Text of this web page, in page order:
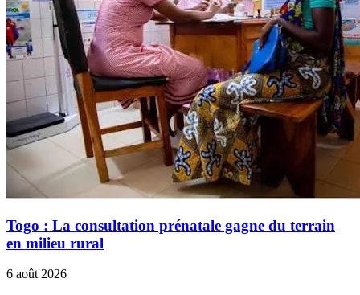
Togo : La consultation prénatale gagne du terrain
en milieu rural
6 août 2026